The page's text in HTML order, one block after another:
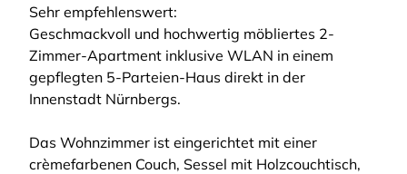
Sehr empfehlenswert:
Geschmackvoll und hochwertig möbliertes 2-
Zimmer-Apartment inklusive WLAN in einem
gepflegten 5-Parteien-Haus direkt in der
Innenstadt Nürnbergs.
Das Wohnzimmer ist eingerichtet mit einer
crèmefarbenen Couch, Sessel mit Holzcouchtisch,